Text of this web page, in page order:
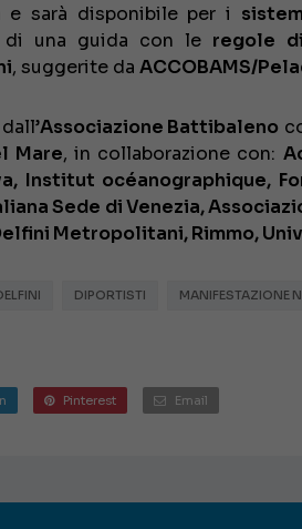
e sarà disponibile per i
una guida con le regole
, suggerite da ACCOBAMS/
Associazione Battibaleno
Mare, in collaborazione con:
Institut océanographique,
Sede di Venezia,
Metropolitani, Rimmo,
DIPORTISTI MANIFESTAZIONE
Pinterest Email